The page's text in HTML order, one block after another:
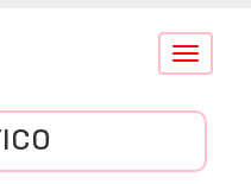
Conmutar